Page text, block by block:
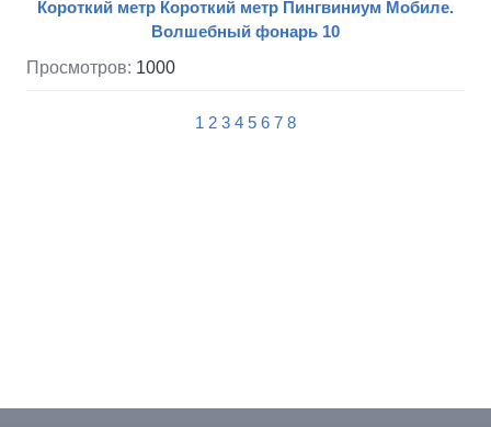
Короткий метр Короткий метр Пингвиниум Мобиле.
Волшебный фонарь 10
Просмотров: 1000
1 2 3 4 5 6 7 8